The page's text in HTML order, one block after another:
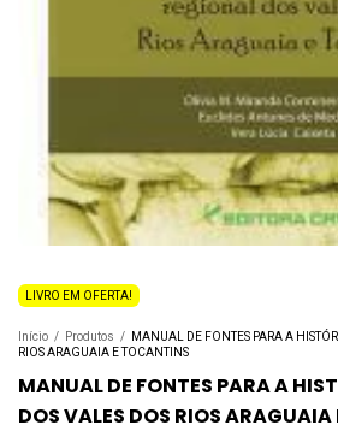
LIVRO EM OFERTA!
Início / Produtos /
MANUAL DE FONTES PARA A
RIOS ARAGUAIA E TOCANTINS
MANUAL DE FONTES PARA A
DOS VALES DOS RIOS